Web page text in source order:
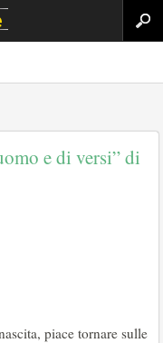
e di versi” di
piace tornare sulle